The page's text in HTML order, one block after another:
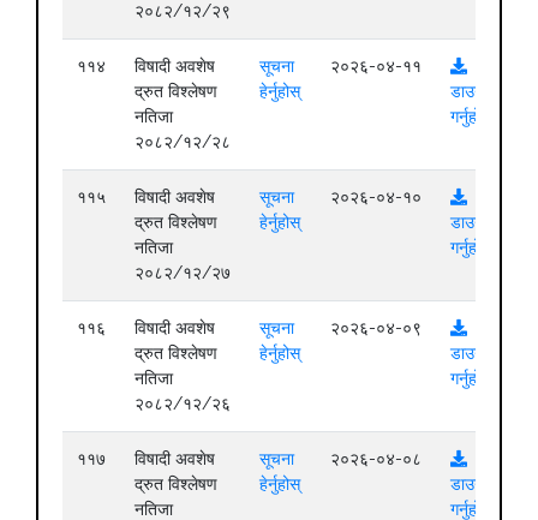
२०८२/१२/२९
११४
विषादी अवशेष
द्रुत विश्लेषण
नतिजा
२०८२/१२/२८
सूचना
हेर्नुहोस्
२०२६-०४-११
डाउनलोड
गर्नुहोस्
११५
विषादी अवशेष
द्रुत विश्लेषण
नतिजा
२०८२/१२/२७
सूचना
हेर्नुहोस्
२०२६-०४-१०
डाउनलोड
गर्नुहोस्
११६
विषादी अवशेष
द्रुत विश्लेषण
नतिजा
२०८२/१२/२६
सूचना
हेर्नुहोस्
२०२६-०४-०९
डाउनलोड
गर्नुहोस्
११७
विषादी अवशेष
द्रुत विश्लेषण
नतिजा
सूचना
हेर्नुहोस्
२०२६-०४-०८
डाउनलोड
गर्नुहोस्